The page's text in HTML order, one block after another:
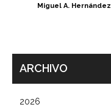
Miguel A. Hernández
ARCHIVO
2026